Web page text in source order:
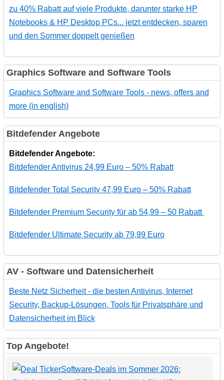
zu 40% Rabatt auf viele Produkte, darunter starke HP
Notebooks & HP Desktop PCs... jetzt entdecken, sparen
und den Sommer doppelt genießen
Graphics Software and Software Tools
Graphics Software and Software Tools - news, offers and
more (in english)
Bitdefender Angebote
Bitdefender Angebote:
Bitdefender Antivirus 24,99 Euro – 50% Rabatt
Bitdefender Total Security 47,99 Euro – 50% Rabatt
Bitdefender Premium Security für ab 54,99 – 50 Rabatt
Bitdefender Ultimate Security ab 79,99 Euro
AV - Software und Datensicherheit
Beste Netz Sicherheit - die besten Antivirus, Internet
Security, Backup-Lösungen, Tools für Privatsphäre und
Datensicherheit im Blick
Top Angebote!
Software-Deals im Sommer 2026: